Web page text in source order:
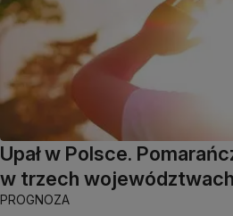
Upał w Polsce.
w trzech województwach
PROGNOZA